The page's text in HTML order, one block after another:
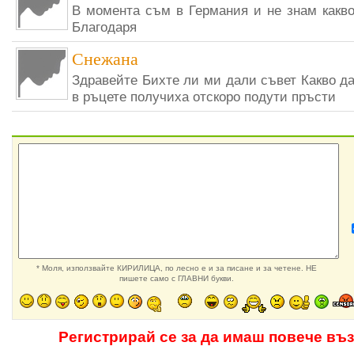
В момента съм в Германия и не знам
Благодаря
Снежана
Здравейте Бихте ли ми дали съвет Какво
в ръцете получиха отскоро подути пръсти
* Моля, използвайте КИРИЛИЦА, по лесно е и за писане и за четене. НЕ
пишете само с ГЛАВНИ букви.
Регистрирай се за да имаш повече